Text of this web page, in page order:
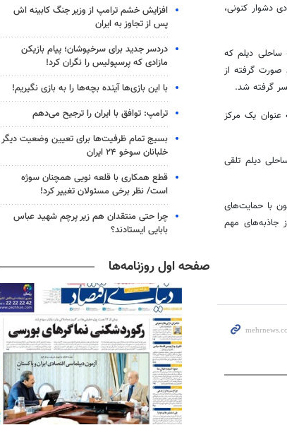
دشوار کنونی،
ساحلی دیلم که
صورت گرفته از
سر گرفته شد.
عنوان یک مرکز
دیلم تلقی
با حمایت‌های
جاذبه‌های مهم
افزایش خشم ترامپ از وزیر جنگ کابینه اش
پس از تجاوز به ایران
دردسر جدید برای سرخپوشان؛ پیام بازیکن
مازادی که پرسپولیس را نگران کرد!
با این بازی‌ها آینده بچه‌ها را به بازی نگیریم!
ترامپ: توافق با ایران را ترجیح می‌دهم
بسیج تمام ظرفیت‌ها برای تعیین وضعیت دیگر
خلبانان سوخو ۲۴ ایران
قطع همکاری با قلعه نویی همچنان سوژه
است/ نظر برخی مسئولان تغییر کرد!
چرا حتی منتقدان هم زیر پرچم شهید عباس
بابایی ایستادند؟
صفحه اول روزنامه‌ها